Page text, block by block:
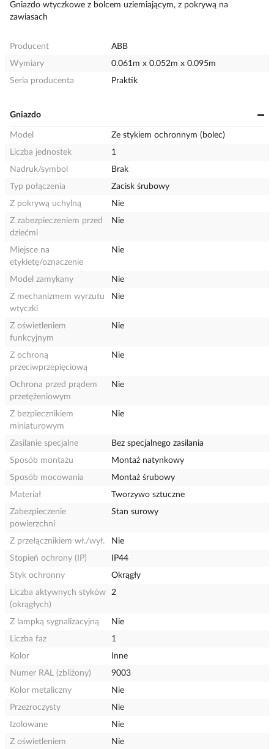
Gniazdo wtyczkowe z bolcem uziemiającym, z pokrywą na
zawiasach
Producent
ABB
Wymiary
0.061m x 0.052m x 0.095m
Seria producenta
Praktik
Gniazdo
Model
Ze stykiem ochronnym (bolec)
Liczba jednostek
1
Nadruk/symbol
Brak
Typ połączenia
Zacisk śrubowy
Z pokrywą uchylną
Nie
Z zabezpieczeniem przed
dziećmi
Nie
Miejsce na
etykietę/oznaczenie
Nie
Model zamykany
Nie
Z mechanizmem wyrzutu
wtyczki
Nie
Z oświetleniem
funkcyjnym
Nie
Z ochroną
przeciwprzepięciową
Nie
Ochrona przed prądem
przetężeniowym
Nie
Z bezpiecznikiem
miniaturowym
Nie
Zasilanie specjalne
Bez specjalnego zasilania
Sposób montażu
Montaż natynkowy
Sposób mocowania
Montaż śrubowy
Materiał
Tworzywo sztuczne
Zabezpieczenie
powierzchni
Stan surowy
Z przełącznikiem wł./wył.
Nie
Stopień ochrony (IP)
IP44
Styk ochronny
Okrągły
Liczba aktywnych styków
(okrągłych)
2
Z lampką sygnalizacyjną
Nie
Liczba faz
1
Kolor
Inne
Numer RAL (zbliżony)
9003
Kolor metaliczny
Nie
Przezroczysty
Nie
Izolowane
Nie
Z oświetleniem
Nie